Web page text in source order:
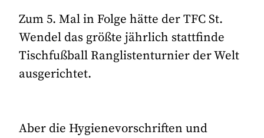
Zum 5. Mal in Folge hätte der TFC St.
Wendel das größte jährlich stattfinde
Tischfußball Ranglistenturnier der Welt
ausgerichtet.
Aber die Hygienevorschriften und